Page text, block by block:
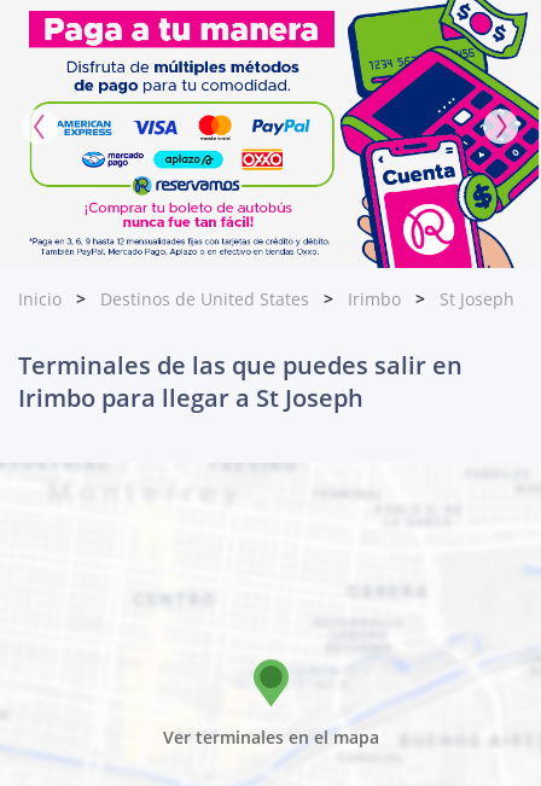
Inicio Destinos de United States Irimbo St Joseph
Terminales de las que puedes salir en
Irimbo para llegar a St Joseph
Ver terminales en el mapa